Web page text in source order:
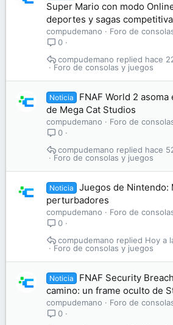
Super Mario con modo
deportes y sagas
compudemano
Foro de
0
Foro de consolas y juegos
hace
compudemano
Noticia
FNAF World 2
de Mega Cat Studios
compudemano
Foro de
0
Foro de consolas y juegos
hace
compudemano
Noticia
Juegos de Nintendo:
perturbadores
compudemano
Foro de
0
Foro de consolas y juegos
Hoy a
compudemano
Noticia
FNAF Security
camino: un frame oculto de
compudemano
Foro de
0